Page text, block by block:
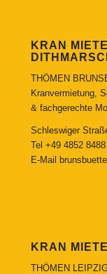
KRAN
THÖMEN
Kranvermietung,
& fachgerechte
Schleswiger
Tel +49 4852 8488
E-Mail
KRAN
THÖMEN